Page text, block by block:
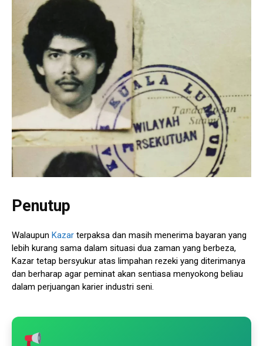
Penutup
Walaupun Kazar terpaksa dan masih menerima bayaran yang
lebih kurang sama dalam situasi dua zaman yang berbeza,
Kazar tetap bersyukur atas limpahan rezeki yang diterimanya
dan berharap agar peminat akan sentiasa menyokong beliau
dalam perjuangan karier industri seni.